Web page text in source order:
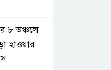
৮ অঞ্চলে
হাওয়ার